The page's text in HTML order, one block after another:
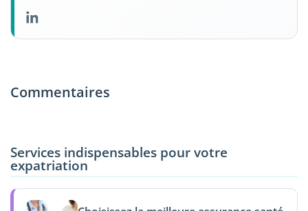
Commentaires
Services indispensables pour votre
expatriation